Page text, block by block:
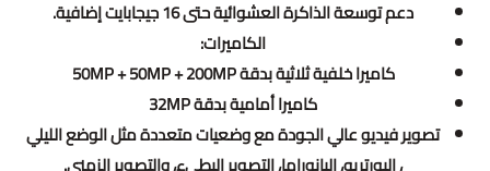
دعم توسعة الذاكرة العشوائية حتى 16 جيجابايت إضافية.
الكاميرات:
كاميرا خلفية ثلاثية بدقة 50MP + 50MP + 200MP
كاميرا أمامية بدقة 32MP
تصوير فيديو عالي الجودة مع وضعيات متعددة مثل الوضع الليلي